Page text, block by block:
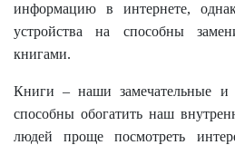
информацию в интернете,
устройства на способны
книгами.
Книги – наши замечательные и
способны обогатить наш
людей проще посмотреть